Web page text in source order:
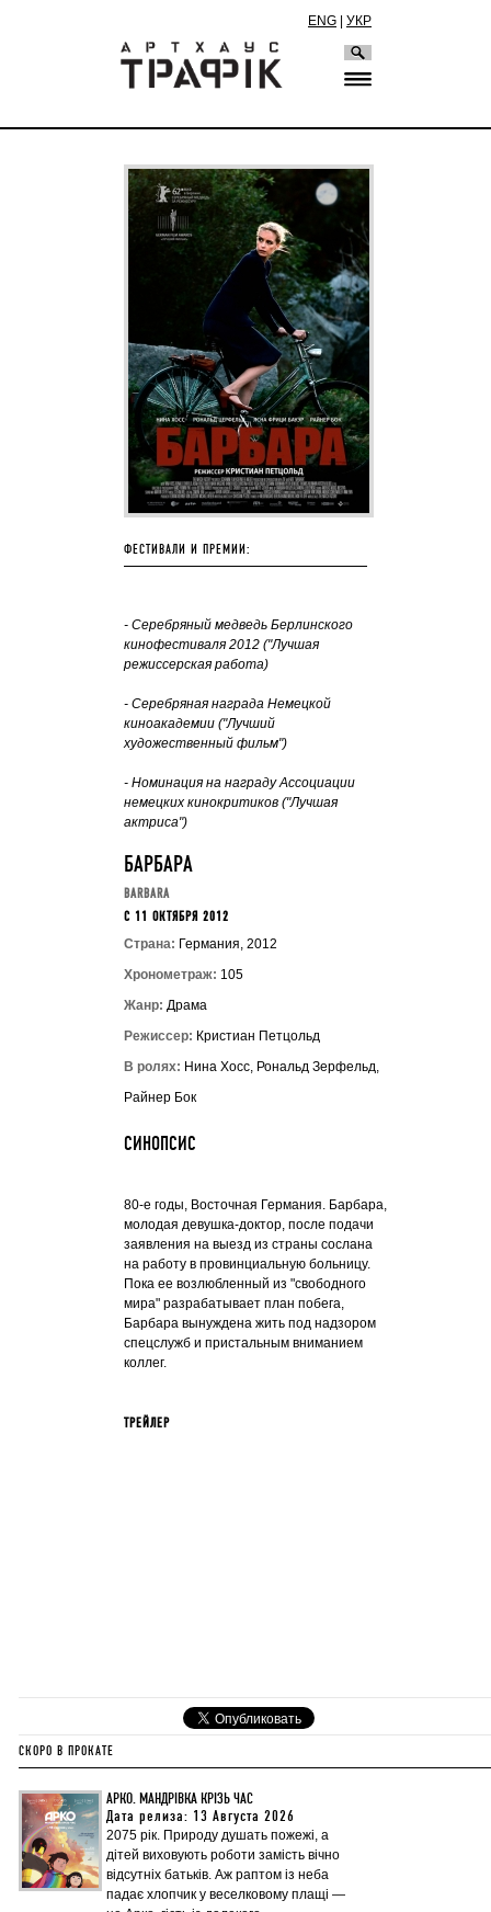
ENG УКР
ФЕСТИВАЛИ И ПРЕМИИ:
- Серебряный медведь Берлинского
кинофестиваля 2012 ("Лучшая
режиссерская работа)
- Серебряная награда Немецкой
киноакадемии ("Лучший
художественный фильм")
- Номинация на награду Ассоциации
немецких кинокритиков ("Лучшая
актриса")
БАРБАРА
BARBARA
C 11 ОКТЯБРЯ 2012
Страна: Германия, 2012
Хронометраж: 105
Жанр: Драма
Режиссер: Кристиан Петцольд
В ролях: Нина Хосс, Рональд Зерфельд,
Райнер Бок
СИНОПСИС
80-е годы, Восточная Германия. Барбара,
молодая девушка-доктор, после подачи
заявления на выезд из страны сослана
на работу в провинциальную больницу.
Пока ее возлюбленный из "свободного
мира" разрабатывает план побега,
Барбара вынуждена жить под надзором
спецслужб и пристальным вниманием
коллег.
ТРЕЙЛЕР
СКОРО В ПРОКАТЕ
АРКО. МАНДРІВКА КРІЗЬ ЧАС
Дата релиза: 13 Августа 2026
2075 рік. Природу душать пожежі, а
дітей виховують роботи замість вічно
відсутніх батьків. Аж раптом із неба
падає хлопчик у веселковому плащі —